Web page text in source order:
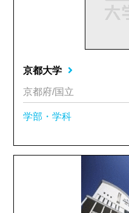
京都大学
京都府/国立
学部・学科